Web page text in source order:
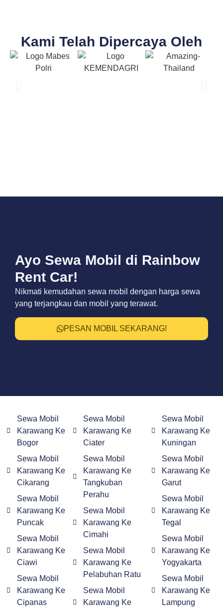
Kami Telah Dipercaya Oleh
Ayo Sewa Mobil di Rainbow
Rent Car!
Nikmati kemudahan sewa mobil dengan harga sewa
yang terjangkau dan mobil yang terawat.
PESAN MOBIL SEKARANG!
Sewa Mobil
Karawang Ke
Bogor
Sewa Mobil
Karawang Ke
Cikarang
Sewa Mobil
Karawang Ke
Puncak
Sewa Mobil
Karawang Ke
Ciawi
Sewa Mobil
Karawang Ke
Cipanas
Sewa Mobil
Karawang Ke
Ciater
Sewa Mobil
Karawang Ke
Tangkuban
Perahu
Sewa Mobil
Karawang Ke
Cimahi
Sewa Mobil
Karawang Ke
Pelabuhan Ratu
Sewa Mobil
Karawang Ke
Sewa Mobil
Karawang Ke
Kuningan
Sewa Mobil
Karawang Ke
Garut
Sewa Mobil
Karawang Ke
Tegal
Sewa Mobil
Karawang Ke
Yogyakarta
Sewa Mobil
Karawang Ke
Lampung